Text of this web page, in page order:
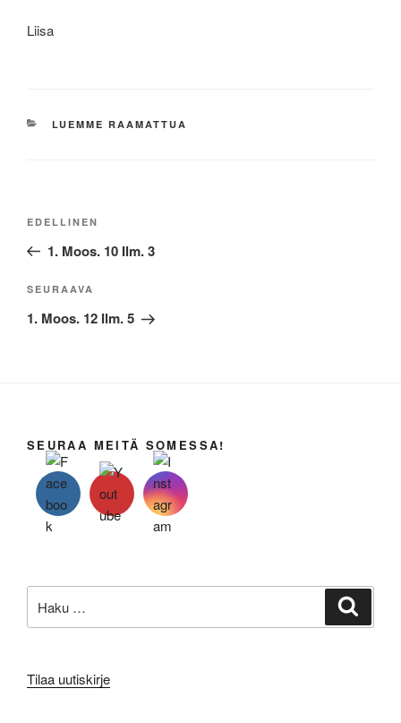
Liisa
KATEGORIAT
LUEMME RAAMATTUA
Edellinen
artikkeli
EDELLINEN
1. Moos. 10 Ilm. 3
Seuraava
artikkeli
SEURAAVA
1. Moos. 12 Ilm. 5
SEURAA MEITÄ SOMESSA!
Tilaa uutiskirje